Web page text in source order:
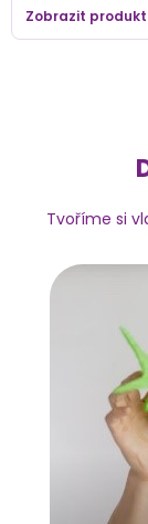
Zobrazit produkt
Tvoříme si